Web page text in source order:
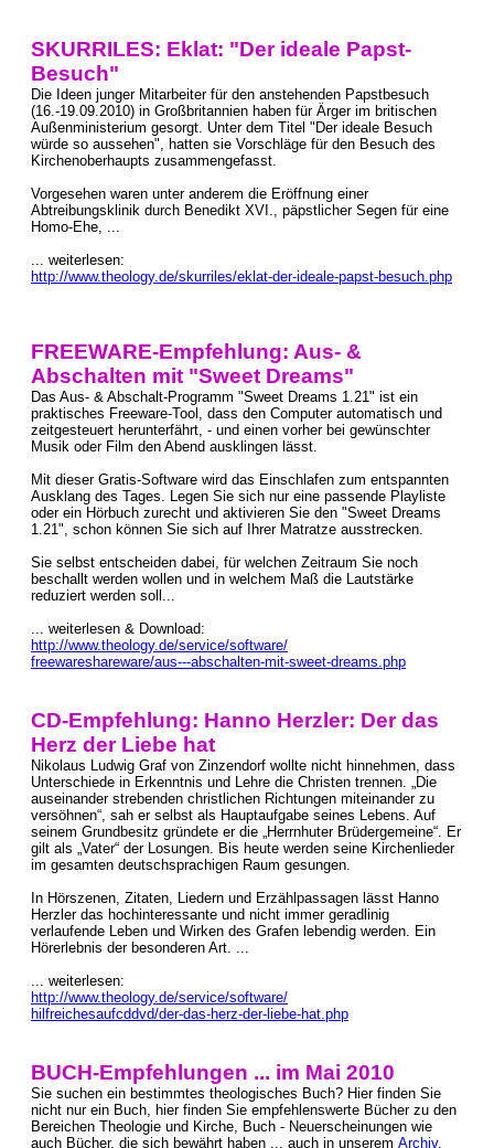
SKURRILES: Eklat: "Der ideale Papst-
Besuch"
Die Ideen junger Mitarbeiter für den anstehenden Papstbesuch
(16.-19.09.2010) in Großbritannien haben für Ärger im britischen
Außenministerium gesorgt. Unter dem Titel "Der ideale Besuch
würde so aussehen", hatten sie Vorschläge für den Besuch des
Kirchenoberhaupts zusammengefasst.
Vorgesehen waren unter anderem die Eröffnung einer
Abtreibungsklinik durch Benedikt XVI., päpstlicher Segen für eine
Homo-Ehe, ...
... weiterlesen:
http://www.theology.de/skurriles/eklat-der-ideale-papst-besuch.php
FREEWARE-Empfehlung: Aus- &
Abschalten mit "Sweet Dreams"
Das Aus- & Abschalt-Programm "Sweet Dreams 1.21" ist ein
praktisches Freeware-Tool, dass den Computer automatisch und
zeitgesteuert herunterfährt, - und einen vorher bei gewünschter
Musik oder Film den Abend ausklingen lässt.
Mit dieser Gratis-Software wird das Einschlafen zum entspannten
Ausklang des Tages. Legen Sie sich nur eine passende Playliste
oder ein Hörbuch zurecht und aktivieren Sie den "Sweet Dreams
1.21", schon können Sie sich auf Ihrer Matratze ausstrecken.
Sie selbst entscheiden dabei, für welchen Zeitraum Sie noch
beschallt werden wollen und in welchem Maß die Lautstärke
reduziert werden soll...
... weiterlesen & Download:
http://www.theology.de/service/software/
freewareshareware/aus---abschalten-mit-sweet-dreams.php
CD-Empfehlung: Hanno Herzler: Der das
Herz der Liebe hat
Nikolaus Ludwig Graf von Zinzendorf wollte nicht hinnehmen, dass
Unterschiede in Erkenntnis und Lehre die Christen trennen. „Die
auseinander strebenden christlichen Richtungen miteinander zu
versöhnen“, sah er selbst als Hauptaufgabe seines Lebens. Auf
seinem Grundbesitz gründete er die „Herrnhuter Brüdergemeine“. Er
gilt als „Vater“ der Losungen. Bis heute werden seine Kirchenlieder
im gesamten deutschsprachigen Raum gesungen.
In Hörszenen, Zitaten, Liedern und Erzählpassagen lässt Hanno
Herzler das hochinteressante und nicht immer geradlinig
verlaufende Leben und Wirken des Grafen lebendig werden. Ein
Hörerlebnis der besonderen Art. ...
... weiterlesen:
http://www.theology.de/service/software/
hilfreichesaufcddvd/der-das-herz-der-liebe-hat.php
BUCH-Empfehlungen ... im Mai 2010
Sie suchen ein bestimmtes theologisches Buch? Hier finden Sie
nicht nur ein Buch, hier finden Sie empfehlenswerte Bücher zu den
Bereichen Theologie und Kirche, Buch - Neuerscheinungen wie
auch Bücher, die sich bewährt haben ... auch in unserem Archiv.